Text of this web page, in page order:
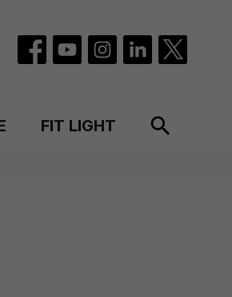
FIT LIGHT